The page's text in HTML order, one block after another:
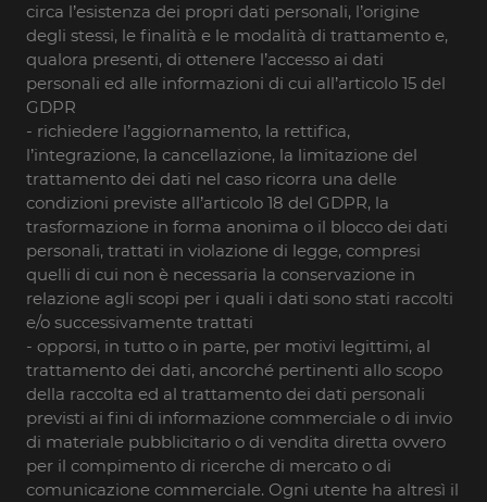
circa l’esistenza dei propri dati personali, l’origine
degli stessi, le finalità e le modalità di trattamento e,
qualora presenti, di ottenere l’accesso ai dati
personali ed alle informazioni di cui all’articolo 15 del
GDPR
- richiedere l’aggiornamento, la rettifica,
l’integrazione, la cancellazione, la limitazione del
trattamento dei dati nel caso ricorra una delle
condizioni previste all’articolo 18 del GDPR, la
trasformazione in forma anonima o il blocco dei dati
personali, trattati in violazione di legge, compresi
quelli di cui non è necessaria la conservazione in
relazione agli scopi per i quali i dati sono stati raccolti
e/o successivamente trattati
- opporsi, in tutto o in parte, per motivi legittimi, al
trattamento dei dati, ancorché pertinenti allo scopo
della raccolta ed al trattamento dei dati personali
previsti ai fini di informazione commerciale o di invio
di materiale pubblicitario o di vendita diretta ovvero
per il compimento di ricerche di mercato o di
comunicazione commerciale. Ogni utente ha altresì il